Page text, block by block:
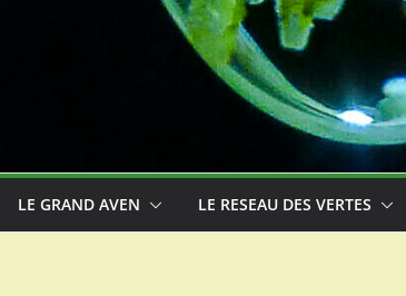
LE GRAND AVEN LE RESEAU DES VERTES